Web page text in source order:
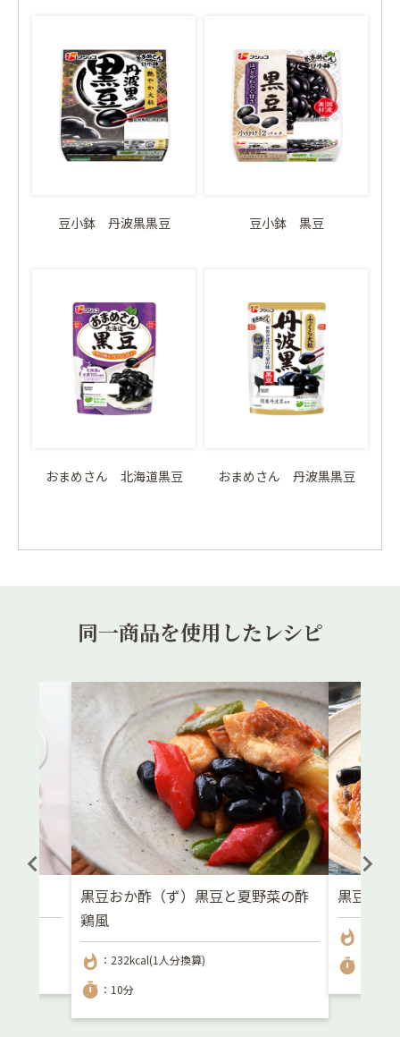
豆小鉢 丹波黒黒豆 豆小鉢 黒豆
おまめさん 北海道黒豆 おまめさん 丹波黒黒豆
同一商品を使用したレシピ
黒豆おか酢（ず）黒豆と夏野菜の酢
鶏風
whatshot ：232kcal(1人分換算)
timer ：10分
黒豆と
whatshot
timer